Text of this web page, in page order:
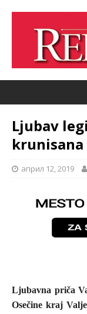
Ljubav
април 12, 2019
Ljubavna priča
Osečine kraj